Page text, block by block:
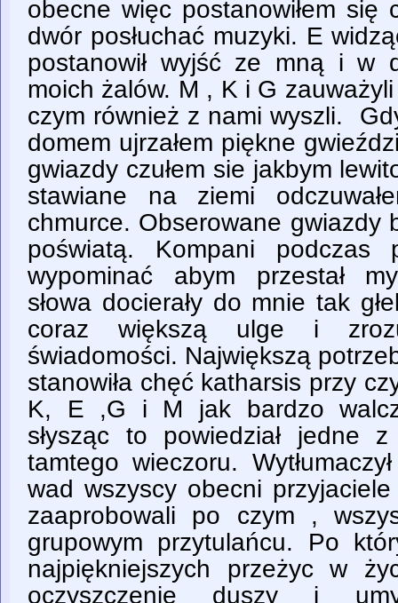
obecne więc postanowiłem się
dwór posłuchać muzyki. E
postanowił wyjść ze mną i w
moich żalów. M , K i G
czym również z nami wyszli.
domem ujrzałem piękne
gwiazdy czułem sie jakbym
stawiane na ziemi
chmurce. Obserowane gwiazdy
poświatą. Kompani podczas
wypominać abym przestał
słowa docierały do mnie tak
coraz większą ulge i
świadomości. Największą
stanowiła chęć katharsis przy
K, E ,G i M jak bardzo
słysząc to powiedział jedne z
tamtego wieczoru.
wad wszyscy obecni
zaaprobowali po czym ,
grupowym przytulańcu. Po
najpiękniejszych przeżyc w
oczyszczenie duszy i